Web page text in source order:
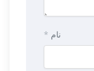
نام *